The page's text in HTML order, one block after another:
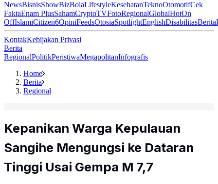
NewsBisnisShowBizBolaLifestyleKesehatanTeknoOtomotifCek
FaktaEnam PlusSahamCryptoTVFotoRegionalGlobalHotOn
OffIslamiCitizen6OpiniFeedsOtosiaSpotlightEnglishDisabilitasBerita
KontakKebijakan Privasi
Berita
RegionalPolitikPeristiwaMegapolitanInfografis
Home
Berita
Regional
Kepanikan Warga Kepulauan
Sangihe Mengungsi ke Dataran
Tinggi Usai Gempa M 7,7